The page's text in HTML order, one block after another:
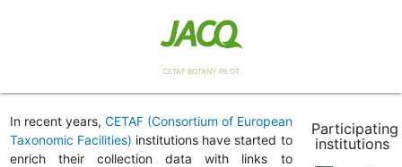
CETAF BOTANY PILOT
In recent years, CETAF (Consortium of European
Taxonomic Facilities) institutions have started to
enrich their collection data with links to
Participating
institutions